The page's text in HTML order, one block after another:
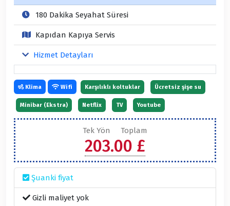
180 Dakika Seyahat Süresi
Kapıdan Kapıya Servis
Hizmet Detayları
Tek Yön Toplam
203.00 £
Şuanki fiyat
Gizli maliyet yok
Klima Wifi Karşılıklı koltuklar Ücretsiz şişe su
Minibar (Ekstra) Netflix TV Youtube